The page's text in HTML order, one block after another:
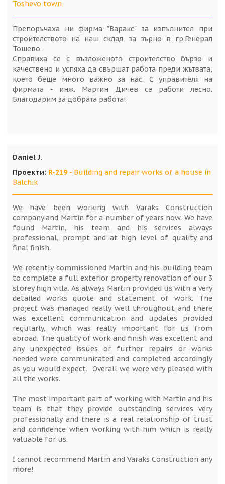
Toshevo town
Препоръчаха ни фирма "Варакс" за изпълнител при
строителството на наш склад за зърно в гр.Генерал
Тошево.
Справиха се с възложеното строителство бързо и
качествено и успяха да свършат работа преди жътвата,
което беше много важно за нас. С управителя на
фирмата - инж. Мартин Дичев се работи лесно.
Благодарим за добрата работа!
Daniel J.
Проекти: R-219 - Building and repair works of a house in
Balchik
We have been working with Varaks Construction
company and Martin for a number of years now. We have
found Martin, his team and his services always
professional, prompt and at high level of quality and
final finish.
We recently commissioned Martin and his building team
to complete a full exterior property renovation of our 3
storey high villa. As always Martin provided us with a very
detailed works quote and statement of work. The
project was managed really well throughout and there
was excellent communication and updates provided
regularly, which was really important for us from
abroad. The quality of work and finish was excellent and
any unexpected issues or further repairs or works
needed were communicated and completed accordingly
as you would expect. Overall we were very pleased with
all the works.
The most important part of working with Martin and his
team is that they provide outstanding services very
professionally and there is a real relationship of trust
and confidence when working with him which is really
valuable for us.
I cannot recommend Martin and Varaks Construction any
more!